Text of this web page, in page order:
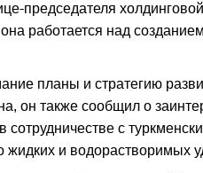
председателя
работается над
планы и стратегию
он также сообщил о
сотрудничестве с
жидких и водорастворимых